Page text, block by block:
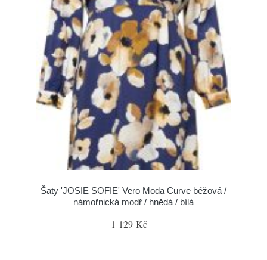
Šaty 'JOSIE SOFIE' Vero Moda Curve béžová /
námořnická modř / hnědá / bílá
1 129 Kč